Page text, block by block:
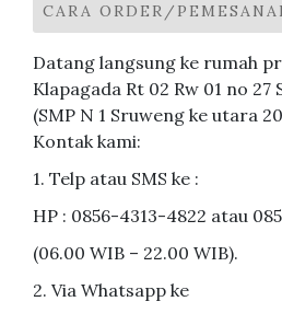
CARA ORDER/
Datang langsung ke rumah
Klapagada Rt 02 Rw 01 no 27
(SMP N 1 Sruweng ke utara
Kontak kami:
1. Telp atau SMS ke :
HP : 0856-4313-4822 atau
(06.00 WIB – 22.00 WIB).
2. Via Whatsapp ke